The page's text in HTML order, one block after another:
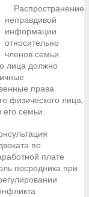
Распространение
неправдивой
информации
относительно
членов семьи
лица должно
права
физического лица,
его семьи.
по
плате
посредника при